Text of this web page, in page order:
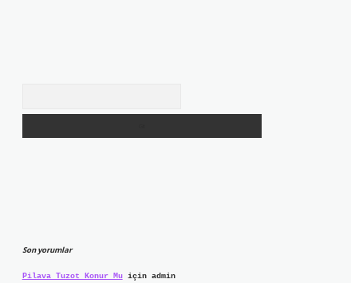
Son yorumlar
Pilava Tuzot Konur Muiçin admin